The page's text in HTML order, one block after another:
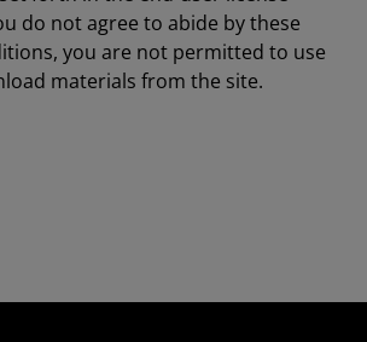
do not agree to abide by these
you are not permitted to use
materials from the site.